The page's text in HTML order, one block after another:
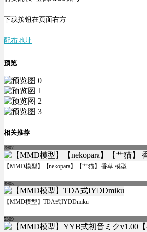
下载按钮在页面右方
配布地址
预览
相关推荐
7907
【MMD模型】【nekopara】【艹猫】 香草 模型
3905
【MMD模型】TDA式IYDDmiku
5309